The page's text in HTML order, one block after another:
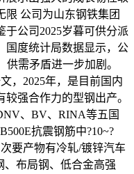
限 公司为山东钢铁集团
公司2025岁暮可供分派
国度统计局数据显示，公
供需矛盾进一步加剧。
，2025年，是目前国内
强合作力的型钢出产。
、BV、RINA等五国
抗震钢筋中?10~?
要产物有冷轧/镀锌汽车
、布局钢、低合金高强